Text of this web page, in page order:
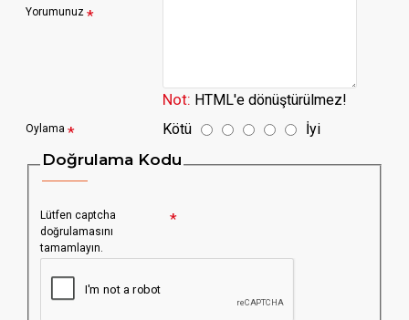
Yorumunuz
Not: HTML'e dönüştürülmez!
Oylama Kötü İyi
Doğrulama Kodu
Lütfen captcha
doğrulamasını
tamamlayın.